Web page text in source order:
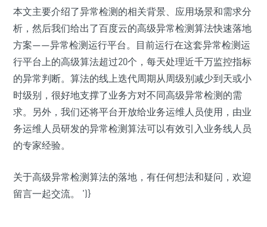
本文主要介绍了异常检测的相关背景、应用场景和需求分
析，然后我们给出了百度云的高级异常检测算法快速落地
方案——异常检测运行平台。目前运行在这套异常检测运
行平台上的高级算法超过20个，每天处理近千万监控指标
的异常判断。算法的线上迭代周期从周级别减少到天或小
时级别，很好地支撑了业务方对不同高级异常检测的需
求。另外，我们还将平台开放给业务运维人员使用，由业
务运维人员研发的异常检测算法可以有效引入业务线人员
的专家经验。
关于高级异常检测算法的落地，有任何想法和疑问，欢迎
留言一起交流。 ')}